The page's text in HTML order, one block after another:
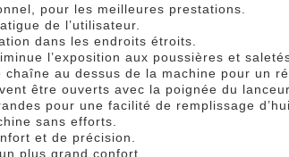
pour les meilleures prestations.
de l’utilisateur.
dans les endroits étroits.
l’exposition aux poussières et
chaîne au dessus de la machine pour un
être ouverts avec la poignée du lanceur.
pour une facilité de remplissage
sans efforts.
et de précision.
plus grand confort.